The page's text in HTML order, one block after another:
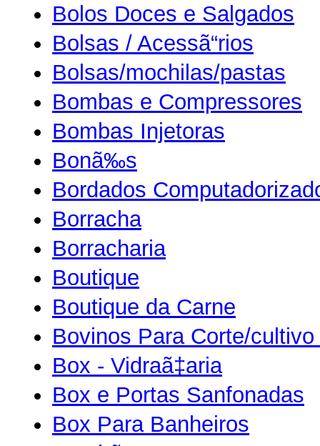
Bolos Doces e Salgados
Bolsas / Acessã“rios
Bolsas/mochilas/pastas
Bombas e Compressores
Bombas Injetoras
Bonã‰s
Bordados
Borracha
Borracharia
Boutique
Boutique da Carne
Bovinos Para Corte/
Box - Vidraã‡aria
Box e Portas Sanfonadas
Box Para Banheiros